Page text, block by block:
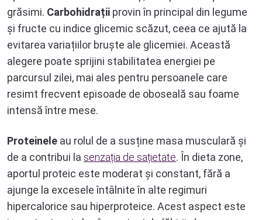
grăsimi. Carbohidrații provin în principal din legume
și fructe cu indice glicemic scăzut, ceea ce ajută la
evitarea variațiilor bruște ale glicemiei. Această
alegere poate sprijini stabilitatea energiei pe
parcursul zilei, mai ales pentru persoanele care
resimt frecvent episoade de oboseală sau foame
intensă între mese.
Proteinele au rolul de a susține masa musculară și
de a contribui la senzația de sațietate. În dieta zone,
aportul proteic este moderat și constant, fără a
ajunge la excesele întâlnite în alte regimuri
hipercalorice sau hiperproteice. Acest aspect este